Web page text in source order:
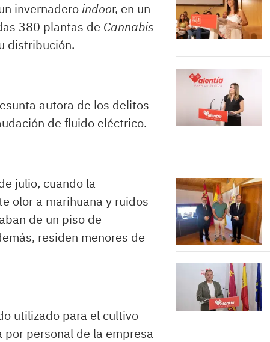
invernadero indoor, en un
380 plantas de Cannabis
distribución.
autora de los delitos
de fluido eléctrico.
julio, cuando la
olor a marihuana y ruidos
de un piso de
residen menores de
utilizado para el cultivo
por personal de la empresa